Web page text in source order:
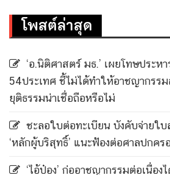
โพสต์ล่าสุด
‘อ.นิติศาสตร์ มธ.’ เผยโทษประหา
54ประเทศ ชี้ไม่ได้ทำให้อาชญากรรม
ยุติธรรมน่าเชื่อถือหรือไม่
ชะลอใบต่อทะเบียน บังคับจ่ายใ
‘หลักผู้บริสุทธิ์’ แนะฟ้องต่อศาลปกคร
‘ไอ้ป๋อง’ ก่ออาชญากรรมต่อเนื่อง